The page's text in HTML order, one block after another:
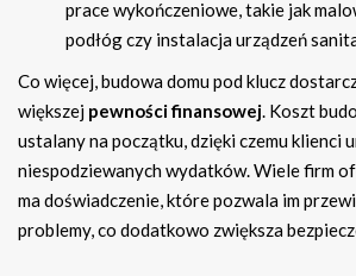
prace wykończeniowe, takie jak
podłóg czy instalacja urządzeń
Co więcej, budowa domu pod klucz
większej pewności finansowej . Koszt
ustalany na początku, dzięki czemu klienci
niespodziewanych wydatków. Wiele firm
ma doświadczenie, które pozwala im
problemy, co dodatkowo zwiększa